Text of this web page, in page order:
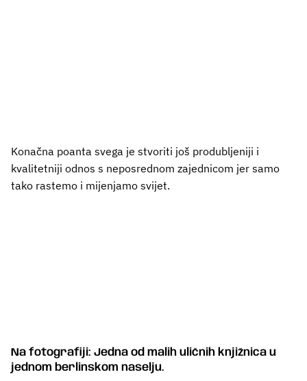
Konačna poanta svega je stvoriti još produbljeniji i
kvalitetniji odnos s neposrednom zajednicom jer samo
tako rastemo i mijenjamo svijet.
Na fotografiji: Jedna od malih uličnih knjižnica u
jednom berlinskom naselju.